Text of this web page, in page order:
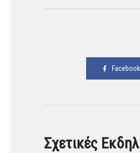
Facebook
Σχετικές